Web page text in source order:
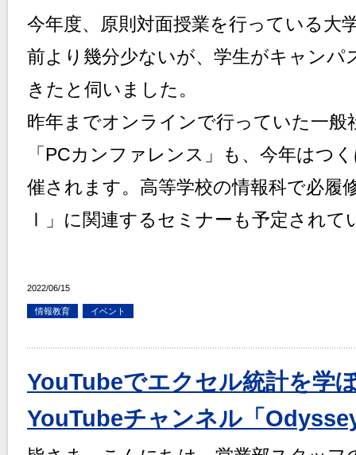
今年度、原則対面授業を行っている大
前より幾分少ないが、学生がキャンパ
きたと伺いました。
昨年までオンラインで行っていた一般
「PCカンファレンス」も、今年はつ
催されます。高等学校の情報科で必履
Ⅰ」に関連するセミナーも予定され
2022/06/15
情報教育 イベント
YouTubeでエクセル統計を学
YouTubeチャンネル「